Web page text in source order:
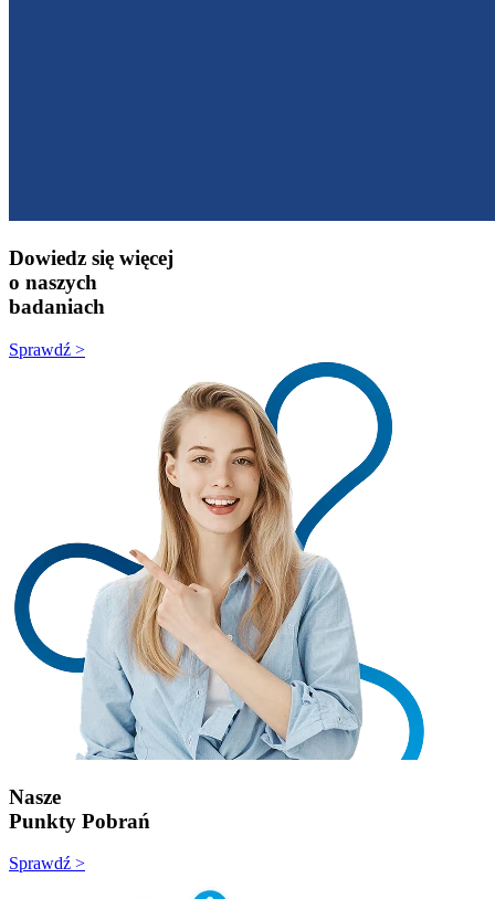
Dowiedz się więcej
o naszych
badaniach
Sprawdź >
Nasze
Punkty Pobrań
Sprawdź >